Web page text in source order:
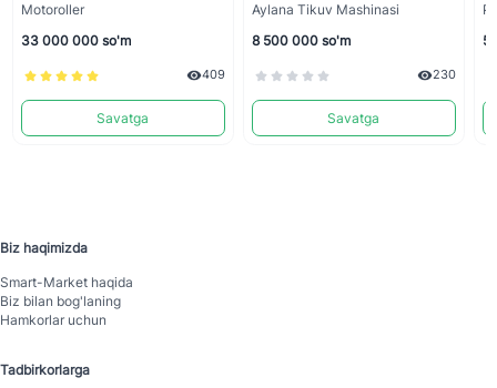
Motoroller
33 000 000 so'm
409
Savatga
Aylana Tikuv Mashinasi
8 500 000 so'm
230
Savatga
5
Biz haqimizda
Smart-Mаrket haqida
Biz bilan bog'laning
Hamkorlar uchun
Tadbirkorlarga